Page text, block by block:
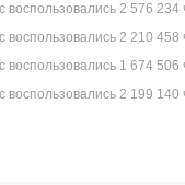
воспользовались 2 576 234
воспользовались 2 210 458
воспользовались 1 674 506
воспользовались 2 199 140